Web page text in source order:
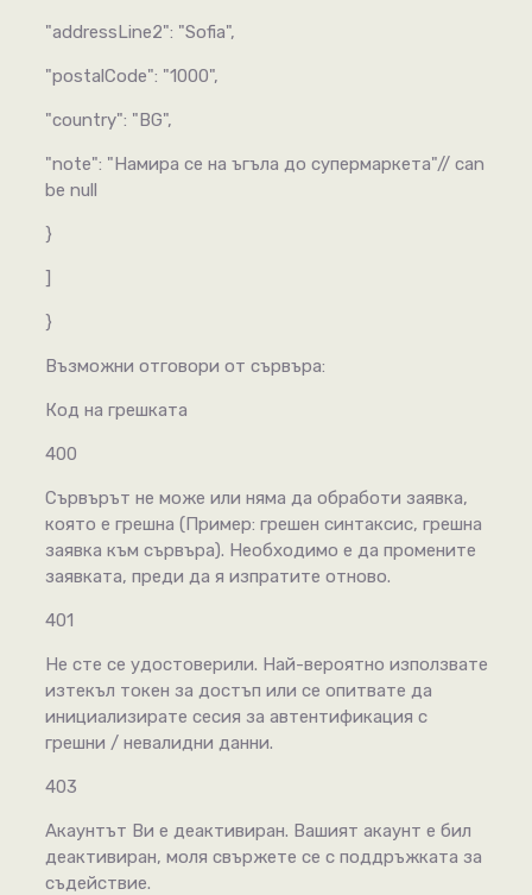
"addressLine2": "Sofia",
"postalCode": "1000",
"country": "BG",
"note": "Намира се на ъгъла до супермаркета"// can
be null
}
]
}
Възможни отговори от сървъра:
Код на грешката
400
Сървърът не може или няма да обработи заявка,
която е грешна (Пример: грешен синтаксис, грешна
заявка към сървъра). Необходимо е да промените
заявката, преди да я изпратите отново.
401
Не сте се удостоверили. Най-вероятно използвате
изтекъл токен за достъп или се опитвате да
инициализирате сесия за автентификация с
грешни / невалидни данни.
403
Акаунтът Ви е деактивиран. Вашият акаунт е бил
деактивиран, моля свържете се с поддръжката за
съдействие.